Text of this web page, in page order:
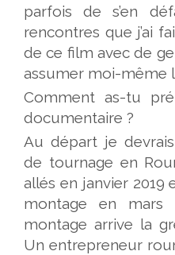
parfois de s’en
rencontres que j’ai
de ce film avec de
assumer moi-même
Comment as-tu
documentaire ?
Au départ je
de tournage en
allés en janvier 2019
montage en mars
montage arrive la
Un entrepreneur